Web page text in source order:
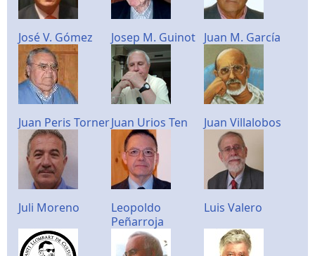
José V. Gómez Josep M. Guinot Juan M. García
Juan Peris TornerJuan Urios Ten Juan Villalobos
Juli Moreno
Leopoldo
Peñarroja
Luis Valero